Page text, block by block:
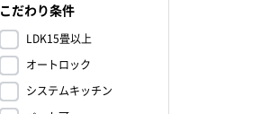
こだわり条件
LDK15畳以上
オートロック
システムキッチン